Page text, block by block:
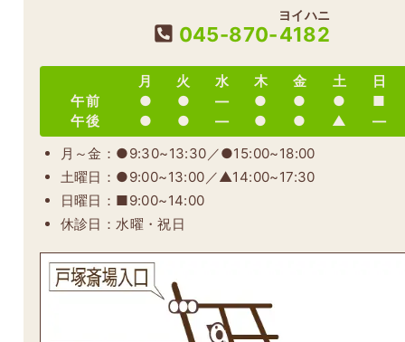
045-870-4182
ヨイハニ
月 火 水 木 金 土
日
午前
● ● ― ● ● ●
■
午後
● ● ― ● ● ▲
―
月～金：●9:30~13:30／●15:00~18:00
土曜日：●9:00~13:00／▲14:00~17:30
日曜日：■9:00~14:00
休診日：水曜・祝日